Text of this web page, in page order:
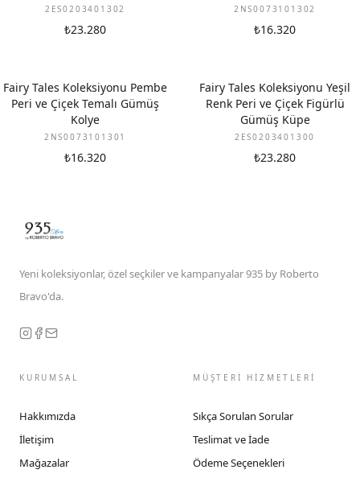
2ES0203401302
₺23.280
2NS0073101302
₺16.320
Fairy Tales Koleksiyonu Pembe
Peri ve Çiçek Temalı Gümüş
Kolye
2NS0073101301
₺16.320
Fairy Tales Koleksiyonu Yeşil
Renk Peri ve Çiçek Figürlü
Gümüş Küpe
2ES0203401300
₺23.280
Yeni koleksiyonlar, özel seçkiler ve kampanyalar 935 by Roberto
Bravo'da.
KURUMSAL
Hakkımızda
İletişim
Mağazalar
MÜŞTERİ HİZMETLERİ
Sıkça Sorulan Sorular
Teslimat ve İade
Ödeme Seçenekleri